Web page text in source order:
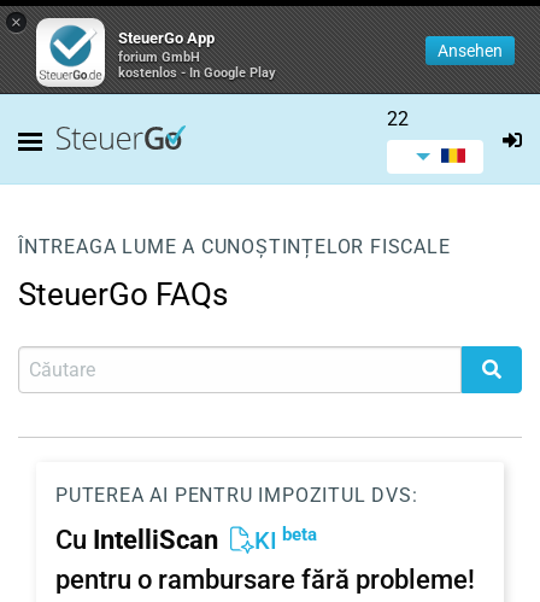
×
SteuerGo App
forium GmbH
kostenlos - In Google Play
Ansehen
22
ÎNTREAGA LUME A CUNOȘTINȚELOR FISCALE
SteuerGo FAQs
PUTEREA AI PENTRU IMPOZITUL DVS:
Cu IntelliScan KI beta
pentru o rambursare fără probleme!